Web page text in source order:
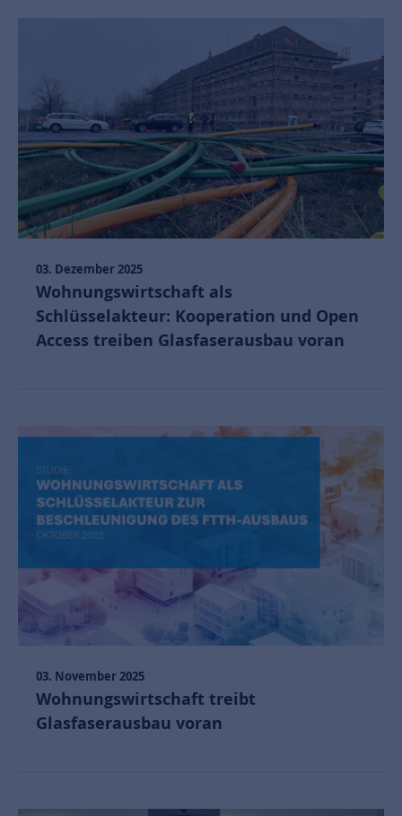
03. Dezember 2025
Wohnungswirtschaft als
Schlüsselakteur: Kooperation und Open
Access treiben Glasfaserausbau voran
03. November 2025
Wohnungswirtschaft treibt
Glasfaserausbau voran